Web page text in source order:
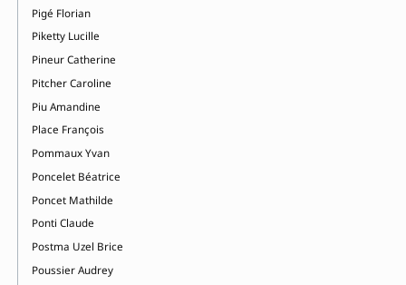
Pigé Florian
Piketty Lucille
Pineur Catherine
Pitcher Caroline
Piu Amandine
Place François
Pommaux Yvan
Poncelet Béatrice
Poncet Mathilde
Ponti Claude
Postma Uzel Brice
Poussier Audrey